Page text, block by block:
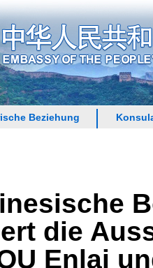
Beziehung
die
Enlai